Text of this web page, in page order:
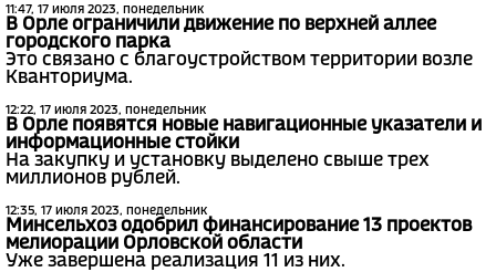
11:47, 17 июля 2023, понедельник
В Орле ограничили движение по верхней аллее
городского парка
Это связано с благоустройством территории возле
Кванториума.
12:22, 17 июля 2023, понедельник
В Орле появятся новые навигационные указатели и
информационные стойки
На закупку и установку выделено свыше трех
миллионов рублей.
12:35, 17 июля 2023, понедельник
Минсельхоз одобрил финансирование 13 проектов
мелиорации Орловской области
Уже завершена реализация 11 из них.